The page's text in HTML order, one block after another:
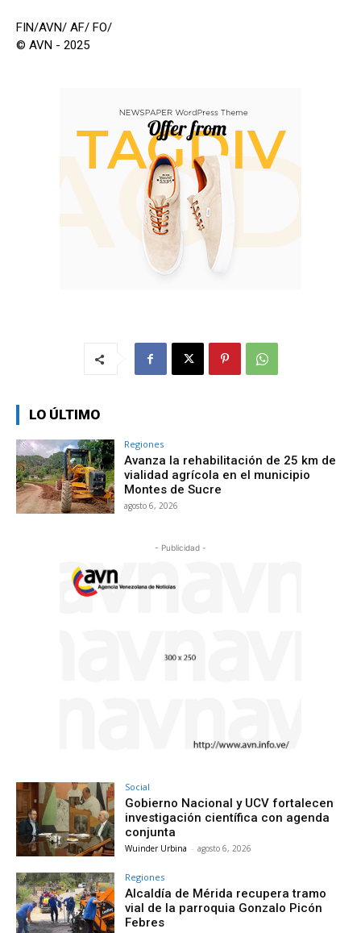
FIN/AVN/ AF/ FO/
© AVN - 2025
LO ÚLTIMO
Regiones
Avanza la rehabilitación de 25 km de
vialidad agrícola en el municipio
Montes de Sucre
agosto 6, 2026
- Publicidad -
Social
Gobierno Nacional y UCV fortalecen
investigación científica con agenda
conjunta
Wuinder Urbina - agosto 6, 2026
Regiones
Alcaldía de Mérida recupera tramo
vial de la parroquia Gonzalo Picón
Febres